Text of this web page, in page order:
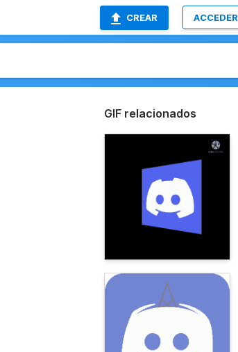
CREAR ACCEDER
GIF relacionados